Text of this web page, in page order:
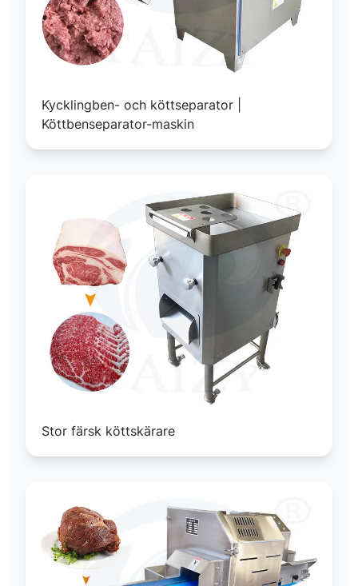
Kycklingben- och köttseparator |
Köttbenseparator-maskin
Stor färsk köttskärare